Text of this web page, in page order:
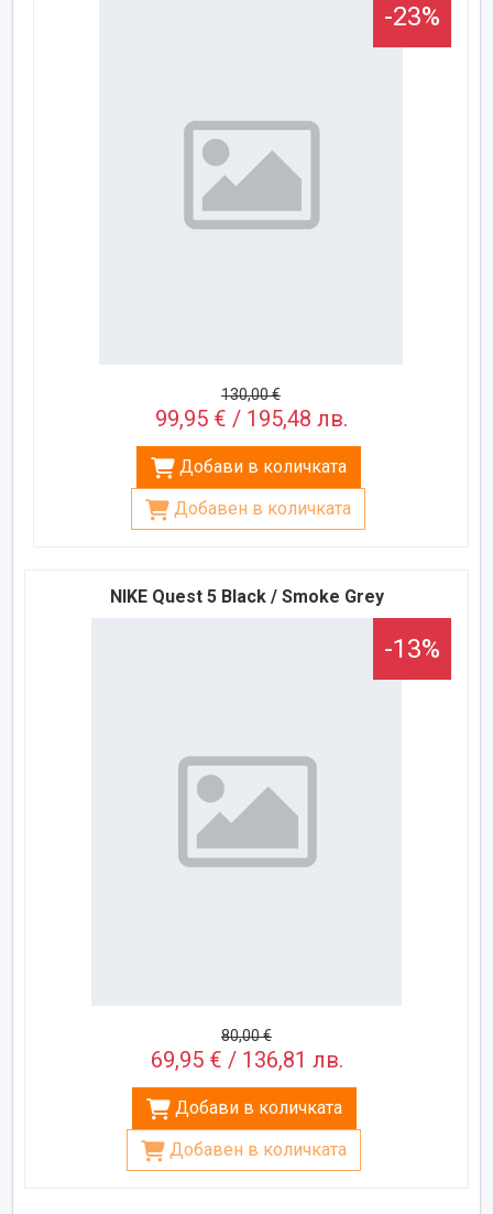
-23%
130,00 €
99,95 € / 195,48 лв.
Добави в количката
Добавен в количката
NIKE Quest 5 Black / Smoke Grey
-13%
80,00 €
69,95 € / 136,81 лв.
Добави в количката
Добавен в количката